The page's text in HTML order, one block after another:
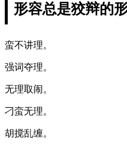
形容总是狡辩的
蛮不讲理。
强词夺理。
无理取闹。
刁蛮无理。
胡搅乱缠。